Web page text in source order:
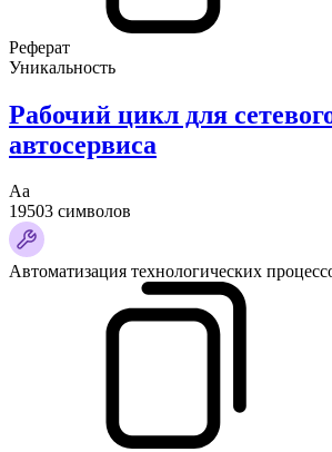
Реферат
Уникальность
Рабочий цикл для
автосервиса
Аа
19503 символов
Автоматизация технологических